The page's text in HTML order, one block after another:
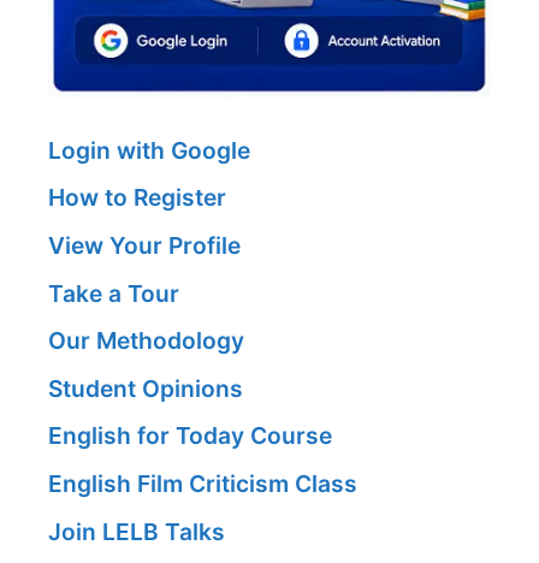
Login with Google
How to Register
View Your Profile
Take a Tour
Our Methodology
Student Opinions
English for Today Course
English Film Criticism Class
Join LELB Talks